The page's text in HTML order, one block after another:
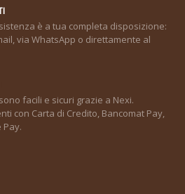
è a tua completa disposizione:
via WhatsApp o direttamente al
facili e sicuri grazie a Nexi.
con Carta di Credito, Bancomat Pay,
Pay.